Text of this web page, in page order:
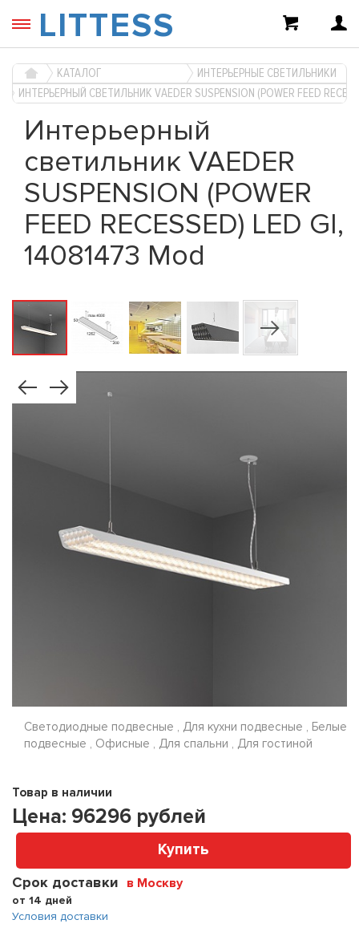
LITTESS
КАТАЛОГ
ИНТЕРЬЕРНЫЕ СВЕТИЛЬНИКИ
ИНТЕРЬЕРНЫЙ СВЕТИЛЬНИК VAEDER SUSPENSION (POWER FEED
Интерьерный
светильник VAEDER
SUSPENSION (POWER
FEED RECESSED) LED GI,
14081473 Mod
Светодиодные подвесные , Для кухни подвесные , Белые
подвесные , Офисные , Для спальни , Для гостиной
Товар в наличии
Цена: 96296 рублей
Купить
Срок доставки в Москву
от 14 дней
Условия доставки